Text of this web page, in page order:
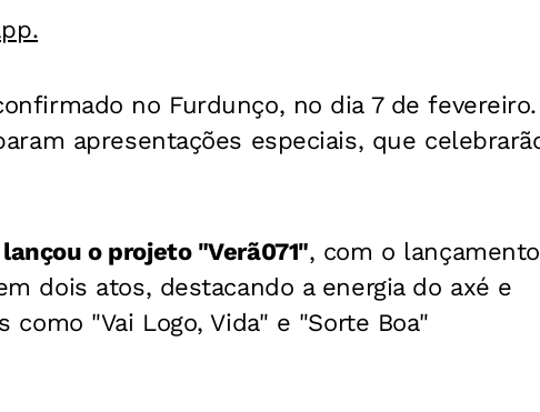
no Furdunço, no dia 7 de fevereiro.
apresentações especiais, que
o projeto "Verã071", com o lançamento
dois atos, destacando a energia do axé e
"Vai Logo, Vida" e "Sorte Boa"